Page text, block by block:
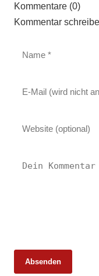
Kommentare (0)
Kommentar
Absenden